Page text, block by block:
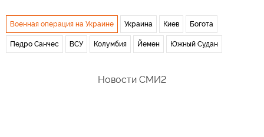
Военная операция на Украине Украина Киев Богота
Педро Санчес ВСУ Колумбия Йемен Южный Судан
Новости СМИ2